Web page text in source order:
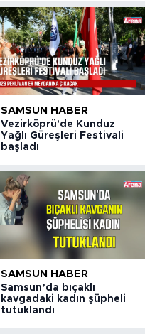
SAMSUN HABER
Vezirköprü'de Kunduz
Yağlı Güreşleri Festivali
başladı
SAMSUN HABER
Samsun’da bıçaklı
kavgadaki kadın şüpheli
tutuklandı